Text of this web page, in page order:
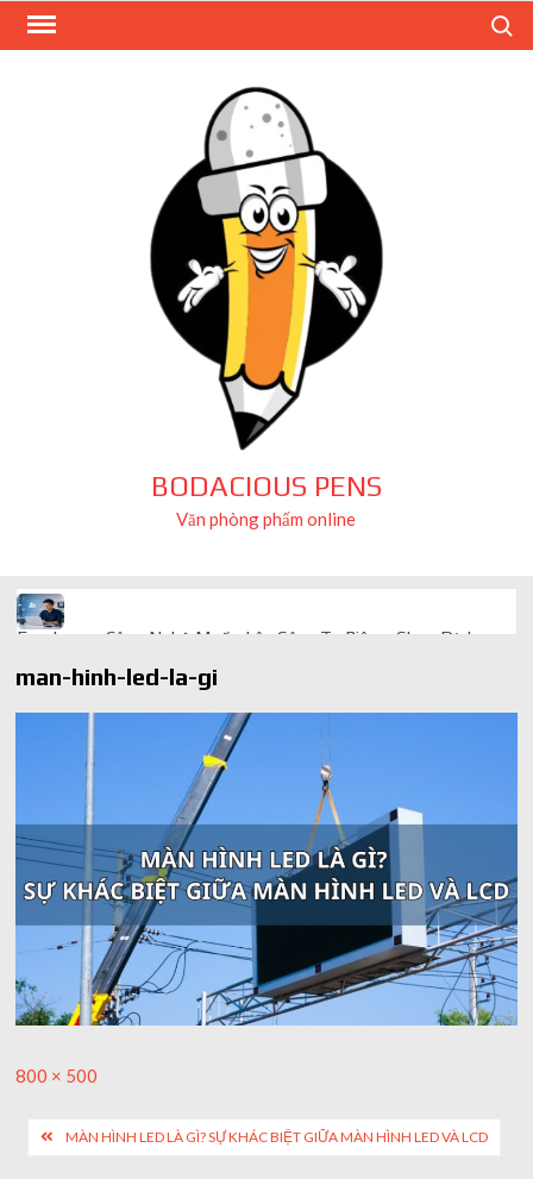
Skip
BODACIOUS PENS
Văn phòng phẩm online
Freelancer Công Nghệ Muốn Lên Công Ty Riêng: Chọn Dịch
Quà cá nhân hóa: vì sao món làm riêng luôn ghi điểm
AI trong doanh nghiệp: Phân biệt RPA, workflow và AI agent
Ứng dụng AI trong doanh nghiệp để cắt giảm chi phí vận hành
Ứng dụng AI cho chăm sóc khách hàng giúp web phản hồi
24/7
AI agent cho doanh nghiệp khác chatbot truyền thống ra sao
man-hinh-led-la-gi
Full
800 × 500
PostMÀN HÌNH LED LÀ GÌ? SỰ KHÁC BIỆT GIỮA MÀN HÌNH LED VÀ LCD